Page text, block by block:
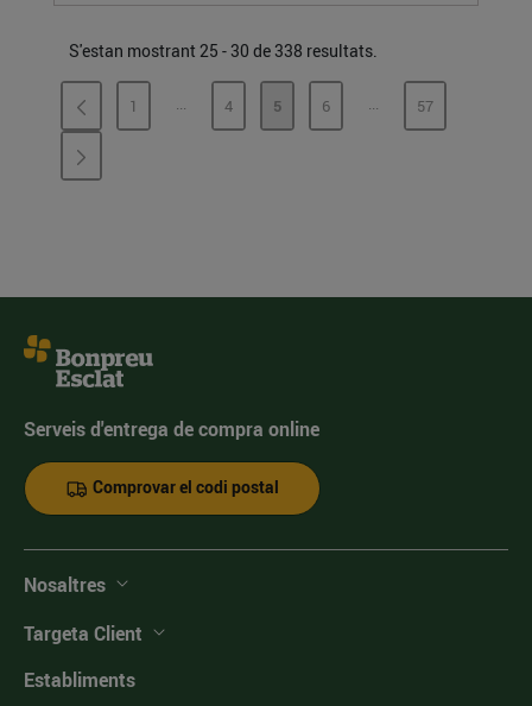
S'estan mostrant 25 - 30 de 338 resultats.
PÀGINA
1 ...PÀGINES INTERMÈDIES
PÀGINA
4 PÀGINA
5 PÀGINA
6 ...PÀGINESPÀGINA
57
Serveis d'entrega de compra online
Comprovar el codi postal
Nosaltres
Targeta Client
Establiments